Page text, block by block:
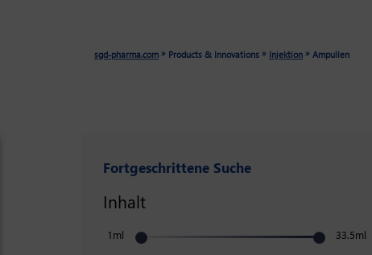
sgd-pharma.com » Products & Innovations » Injektion » Ampullen
Fortgeschrittene Suche
1ml
Inhalt
33.5ml